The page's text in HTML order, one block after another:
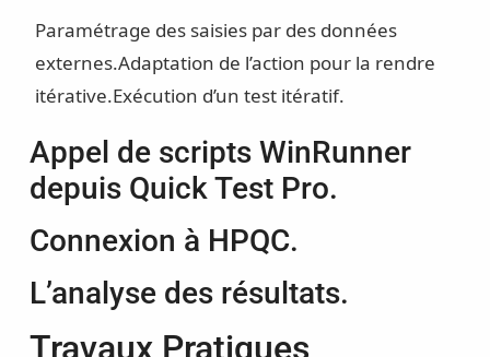
Paramétrage des saisies par des données
externes.Adaptation de l’action pour la rendre
itérative.Exécution d’un test itératif.
Appel de scripts WinRunner
depuis Quick Test Pro.
Connexion à HPQC.
L’analyse des résultats.
Travaux Pratiques